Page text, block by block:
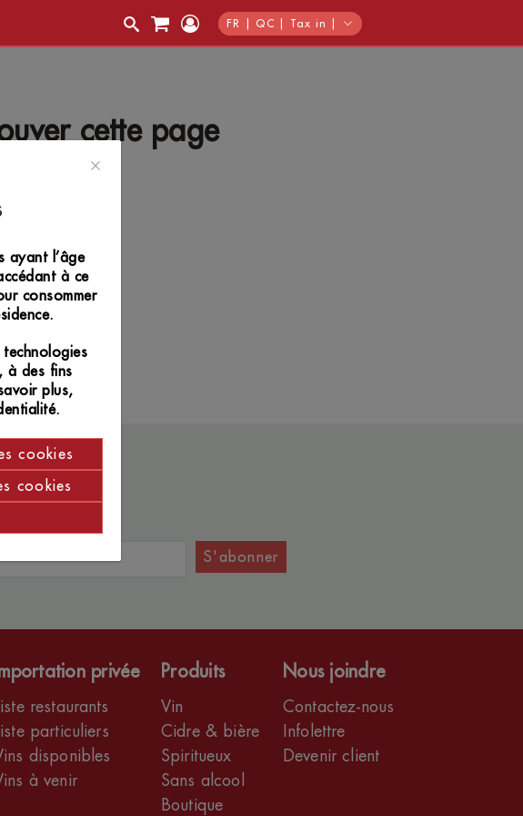
FR | QC | Tax in |
cette page
S'abonner
privée
restaurants
particuliers
disponibles
à venir
Produits
Vin
Cidre & bière
Spiritueux
Sans alcool
Boutique
Nous joindre
Contactez-nous
Infolettre
Devenir client
ayant l’âge
à ce
consommer
technologies
à des fins
plus,
cookies
cookies